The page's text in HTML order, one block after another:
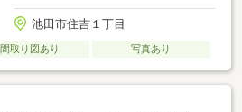
池田市住吉１丁目
間取り図あり 写真あり